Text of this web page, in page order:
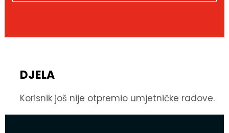
DJELA
Korisnik još nije otpremio umjetničke radove.